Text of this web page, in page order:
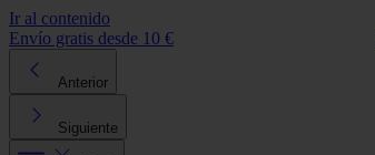
Ir al contenido
Envío gratis desde 10 €
Anterior
Siguiente